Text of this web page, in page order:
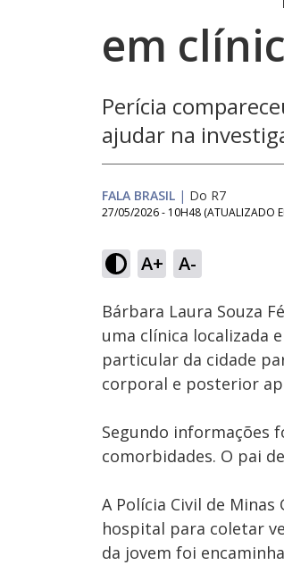
em
Perícia
ajudar na
FALA BRASIL | Do R7
27/05/2026 - 10H48 (ATUALIZADO
A+ A-
Ativar
Som
Bárbara Laura Souza
uma clínica localizada
particular da cidade
corporal e posterior
Segundo informações
comorbidades. O pai
A Polícia Civil de
hospital para coletar
da jovem foi